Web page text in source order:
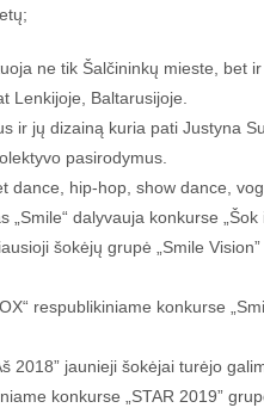
ne tik Šalčininkų mieste, bet ir
Lenkijoje, Baltarusijoje.
jų dizainą kuria pati Justyna
pasirodymus.
hip-hop, show dance,
„Smile“ dalyvauja konkurse
šokėjų grupė „Smile
respublikiniame konkurse
2018” jaunieji šokėjai turėjo
konkurse „STAR 2019”